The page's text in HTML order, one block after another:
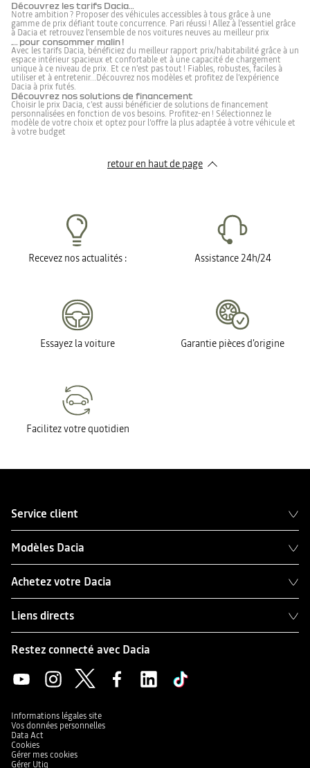
Découvrez les tarifs Dacia…
Notre ambition ? Proposer des véhicules accessibles à tous grâce à une
gamme de prix défiant toute concurrence. Pari réussi ! Allez à l’essentiel grâce
à Dacia et retrouvez l’ensemble de nos voitures neuves au meilleur prix
.… pour consommer malin !
Avec les tarifs Dacia, bénéficiez du meilleur rapport prix/habitabilité grâce à un
espace intérieur spacieux et confortable et à une capacité de chargement
unique à ce niveau de prix. Et ce n’est pas tout ! Fiables, robustes, faciles à
utiliser et à entretenir...Découvrez nos modèles et profitez de l’expérience
Dacia à prix futés.
Découvrez nos solutions de financement
Choisir le prix Dacia, c’est aussi bénéficier de solutions de financement
personnalisées en fonction de vos besoins. Profitez-en ! Sélectionnez le
modèle de votre choix et optez pour l’offre la plus adaptée à votre véhicule et
à votre budget
retour en haut de page​
Recevez nos actualités : Assistance 24h/24
Essayez la voiture Garantie pièces d'origine
Facilitez votre quotidien
Service client
Modèles Dacia
Achetez votre Dacia
Liens directs
Restez connecté avec Dacia
Informations légales site
Vos données personnelles
Data Act
Cookies
Gérer mes cookies
Gérer Utiq